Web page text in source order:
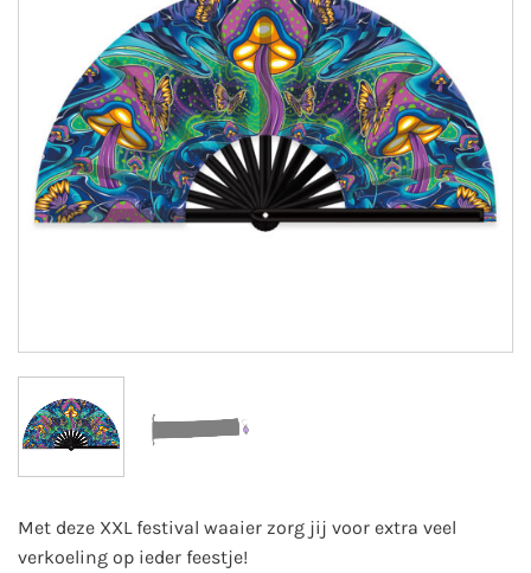
Met deze XXL festival waaier zorg jij voor extra veel
verkoeling op ieder feestje!